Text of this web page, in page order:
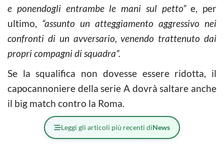
e ponendogli entrambe le mani sul petto”e, per
ultimo, “assunto un atteggiamento aggressivo nei
confronti di un avversario, venendo trattenuto dai
propri compagni di squadra”.
Se la squalifica non dovesse essere ridotta, il
capocannoniere della serie A dovrà saltare anche
il big match contro la Roma.
Leggi gli articoli più recenti diNews